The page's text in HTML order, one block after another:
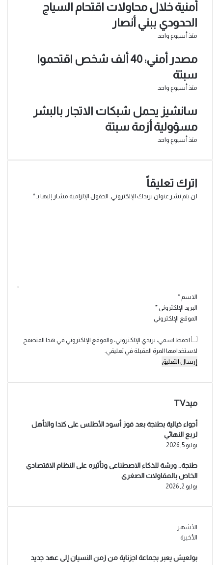
أمنية خلال محاولات اقتحام السياج
الحدودي ببني أنصار
منذ أسبوع واحد
مصدر أمني: 40 ألف شخص اقتحموا
سبتة
منذ أسبوع واحد
سانشيز يحمل شبكات الاتجار بالبشر
مسؤولية أزمة سبتة
منذ أسبوع واحد
اترك تعليقاً
لن يتم نشر عنوان بريدك الإلكتروني. الحقول الإلزامية مشار إليها بـ*
الاسم *
البريد الإلكتروني*
الموقع الإلكتروني
احفظ اسمي، بريدي الإلكتروني، والموقع الإلكتروني في هذا المتصفح
لاستخدامها المرة المقبلة في تعليقي.
ميدTV
أجواء خيالية بطنجة بعد فوز أسود الأطلس على كندا والتأهل
لربع النهائي
يوليو 5, 2026
طنجة.. ورشة للذكاء الاصطناعى وتأثيره على النظام الاقتصادي
الخاص بالمقاولات الصغرى
يوليو 2, 2026
الأشهر
الأخيرة
بولعيش يعبر بجماعة اجزناية من زمن النسيان إلى عهد جديد